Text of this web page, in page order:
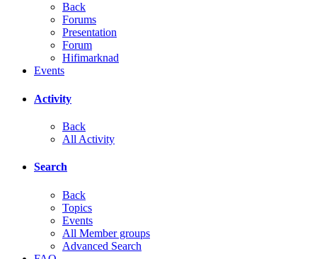
Back
Forums
Presentation
Forum
Hifimarknad
Events
Activity
Back
All Activity
Search
Back
Topics
Events
All Member groups
Advanced Search